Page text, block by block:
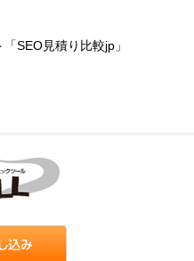
SEO見積り比較jp」